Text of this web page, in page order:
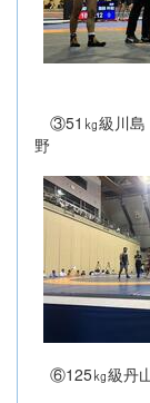
③51㎏
野 ⑤80
⑥125㎏級丹